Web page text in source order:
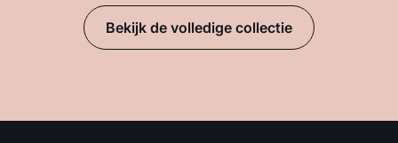
Bekijk de volledige collectie